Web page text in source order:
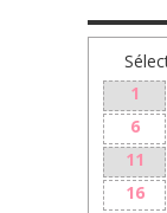
1
6
11
16